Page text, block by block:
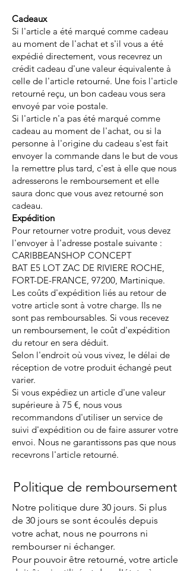
Cadeaux
Si l'article a été marqué comme cadeau
au moment de l'achat et s'il vous a été
expédié directement, vous recevrez un
crédit cadeau d'une valeur équivalente à
celle de l'article retourné. Une fois l'article
retourné reçu, un bon cadeau vous sera
envoyé par voie postale.
Si l'article n'a pas été marqué comme
cadeau au moment de l'achat, ou si la
personne à l'origine du cadeau s'est fait
envoyer la commande dans le but de vous
la remettre plus tard, c'est à elle que nous
adresserons le remboursement et elle
saura donc que vous avez retourné son
cadeau.
Expédition
Pour retourner votre produit, vous devez
l'envoyer à l'adresse postale suivante :
CARIBBEANSHOP CONCEPT
BAT E5 LOT ZAC DE RIVIERE ROCHE,
FORT-DE-FRANCE, 97200, Martinique.
Les coûts d'expédition liés au retour de
votre article sont à votre charge. Ils ne
sont pas remboursables. Si vous recevez
un remboursement, le coût d'expédition
du retour en sera déduit.
Selon l'endroit où vous vivez, le délai de
réception de votre produit échangé peut
varier.
Si vous expédiez un article d'une valeur
supérieure à 75 €, nous vous
recommandons d'utiliser un service de
suivi d'expédition ou de faire assurer votre
envoi. Nous ne garantissons pas que nous
recevrons l'article retourné.
Politique de remboursement
Notre politique dure 30 jours. Si plus
de 30 jours se sont écoulés depuis
votre achat, nous ne pourrons ni
rembourser ni échanger.
Pour pouvoir être retourné, votre article